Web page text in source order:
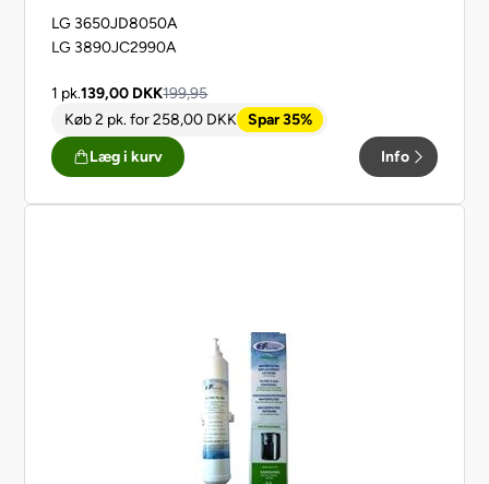
LG 3650JD8050A
LG 3890JC2990A
1 pk.139,00 DKK199,95
Køb 2 pk.for258,00 DKK Spar 35%
Læg i kurv
Info